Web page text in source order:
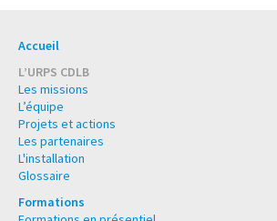
Accueil
L’URPS CDLB
Les missions
L’équipe
Projets et actions
Les partenaires
L'installation
Glossaire
Formations